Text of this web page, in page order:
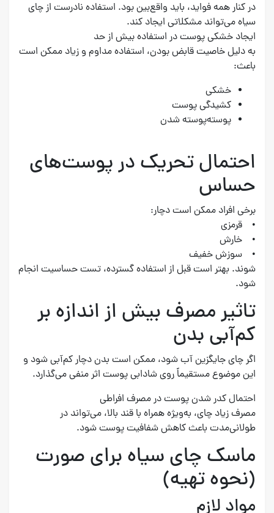
در کنار همه فواید، باید واقع‌بین بود. استفاده نادرست از چای
سیاه می‌تواند مشکلاتی ایجاد کند.
ایجاد خشکی پوست در استفاده بیش از حد
به دلیل خاصیت قابض بودن، استفاده مداوم و زیاد ممکن است
باعث:
خشکی
کشیدگی پوست
پوسته‌پوسته شدن
احتمال تحریک در پوست‌های
حساس
برخی افراد ممکن است دچار:
• قرمزی
• خارش
• سوزش خفیف
شوند. بهتر است قبل از استفاده گسترده، تست حساسیت انجام
شود.
تاثیر مصرف بیش از اندازه بر
کم‌آبی بدن
اگر چای جایگزین آب شود، ممکن است بدن دچار کم‌آبی شود و
این موضوع مستقیماً روی شادابی پوست اثر منفی می‌گذارد.
احتمال کدر شدن پوست در مصرف افراطی
مصرف زیاد چای، به‌ویژه همراه با قند بالا، می‌تواند در
طولانی‌مدت باعث کاهش شفافیت پوست شود.
ماسک چای سیاه برای صورت
(نحوه تهیه)
مواد لازم